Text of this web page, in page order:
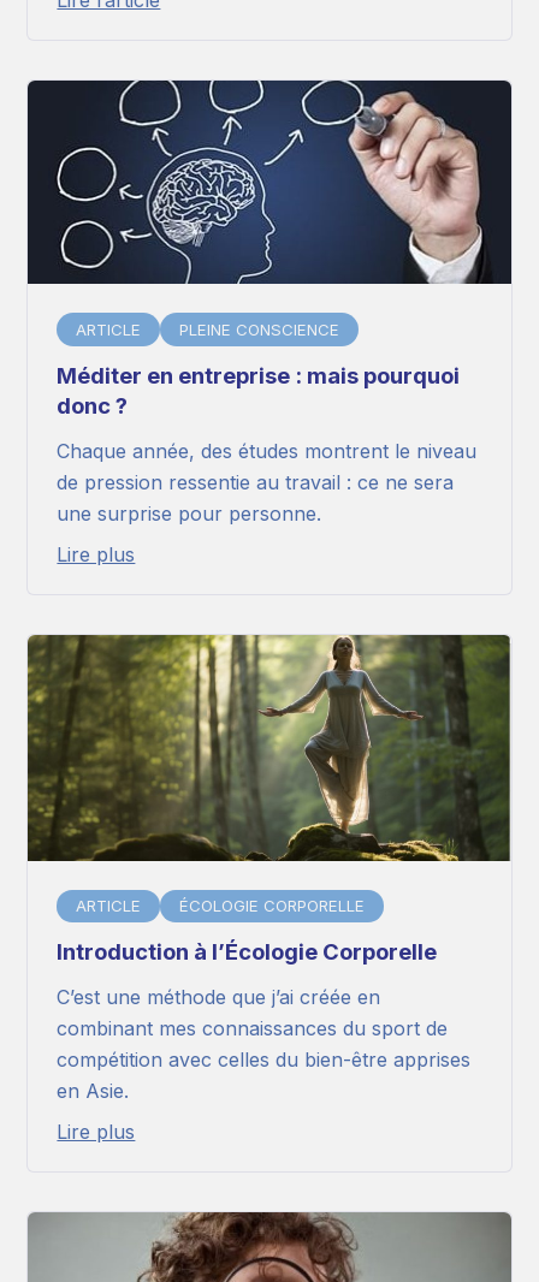
ARTICLE PLEINE CONSCIENCE
Méditer en entreprise : mais pourquoi
donc ?
Chaque année, des études montrent le niveau
de pression ressentie au travail : ce ne sera
une surprise pour personne.
Lire plus
ARTICLE ÉCOLOGIE CORPORELLE
Introduction à l’Écologie Corporelle
C’est une méthode que j’ai créée en
combinant mes connaissances du sport de
compétition avec celles du bien-être apprises
en Asie.
Lire plus